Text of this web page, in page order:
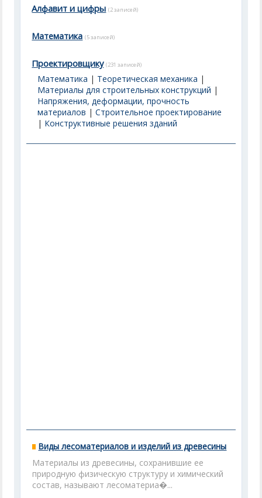
Алфавит и цифры (2 записей)
Математика (5 записей)
Проектировщику (231 записей)
Математика | Теоретическая механика |
Материалы для строительных конструкций |
Напряжения, деформации, прочность
материалов |Строительное проектирование
| Конструктивные решения зданий
Виды лесоматериалов и изделий из древесины
Материалы из древесины, сохранившие ее
природную физическую структуру и химический
состав, называют лесоматериа�...